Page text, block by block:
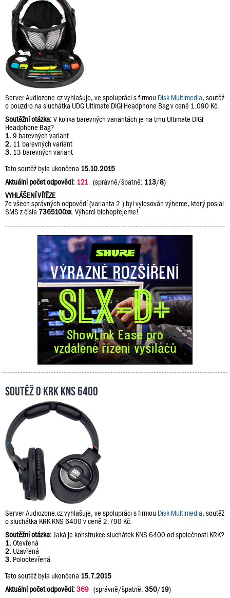
Server Audiozone.cz vyhlašuje, ve spolupráci s firmou Disk Multimedia, soutěž
o pouzdro na sluchátka UDG Ultimate DIGI Headphone Bag v ceně 1.090 Kč.
Soutěžní otázka:V kolika barevných variantách je na trhu Ultimate DIGI
Headphone Bag?
1. 9 barevných variant
2. 11 barevných variant
3. 13 barevných variant
Tato soutěž byla ukončena 15.10.2015
Aktuální počet odpovědí: 121 (správně/špatně: 113/8)
VYHLÁŠENÍ VÍTĚZE
Ze všech správných odpovědí (varianta 2.) byl vylosován výherce, který poslal
SMS z čísla 7365100xx. Výherci blohopřejeme!
Soutěž o KRK KNS 6400
Server Audiozone.cz vyhlašuje, ve spolupráci s firmou Disk Multimedia, soutěž
o sluchátka KRK KNS 6400 v ceně 2.790 Kč.
Soutěžní otázka:Jaká je konstrukce sluchátek KNS 6400 od společnosti KRK?
1.Otevřená
2. Uzavřená
3. Polootevřená
Tato soutěž byla ukončena 15.7.2015
Aktuální počet odpovědí:369 (správně/špatně: 350/19)